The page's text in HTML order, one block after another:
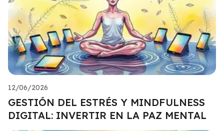
12/06/2026
GESTIÓN DEL ESTRÉS Y MINDFULNESS
DIGITAL: INVERTIR EN LA PAZ MENTAL